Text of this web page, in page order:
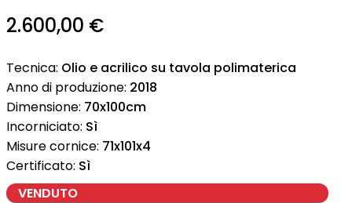
2.600,00 €
Tecnica: Olio e acrilico su tavola polimaterica
Anno di produzione: 2018
Dimensione: 70x100cm
Incorniciato: Sì
Misure cornice: 71x101x4
Certificato: Sì
VENDUTO